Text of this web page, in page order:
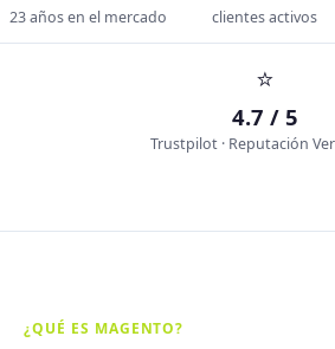
23 años en el mercado clientes activos
⭐
4.7 / 5
Trustpilot · Reputación
¿QUÉ ES MAGENTO?